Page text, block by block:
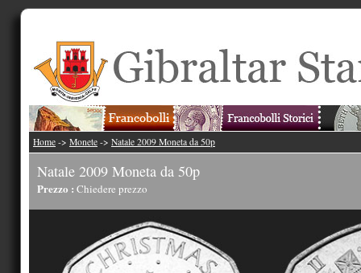
Home -> Monete -> Natale 2009 Moneta da 50p
Natale 2009 Moneta da 50p
Prezzo : Chiedere prezzo